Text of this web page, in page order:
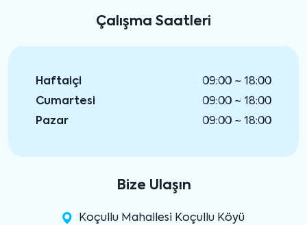
Çalışma Saatleri
Haftaiçi
09:00 ~ 18:00
Cumartesi
09:00 ~ 18:00
Pazar
09:00 ~ 18:00
Bize Ulaşın
Koçullu Mahallesi Koçullu Köyü